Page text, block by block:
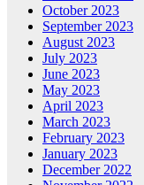
October 2023
September 2023
August 2023
July 2023
June 2023
May 2023
April 2023
March 2023
February 2023
January 2023
December 2022